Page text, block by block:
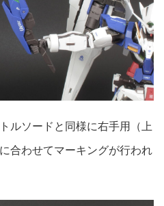
ルソードと同様に右手用（上
合わせてマーキングが行われ